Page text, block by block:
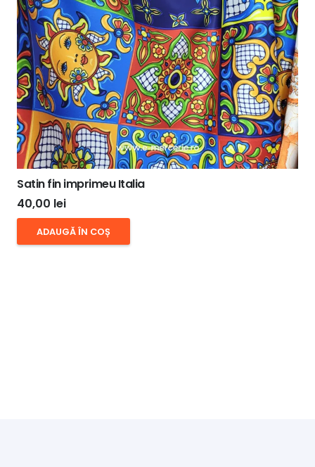
Satin fin imprimeu Italia
40,00 lei
ADAUGĂ ÎN COȘ